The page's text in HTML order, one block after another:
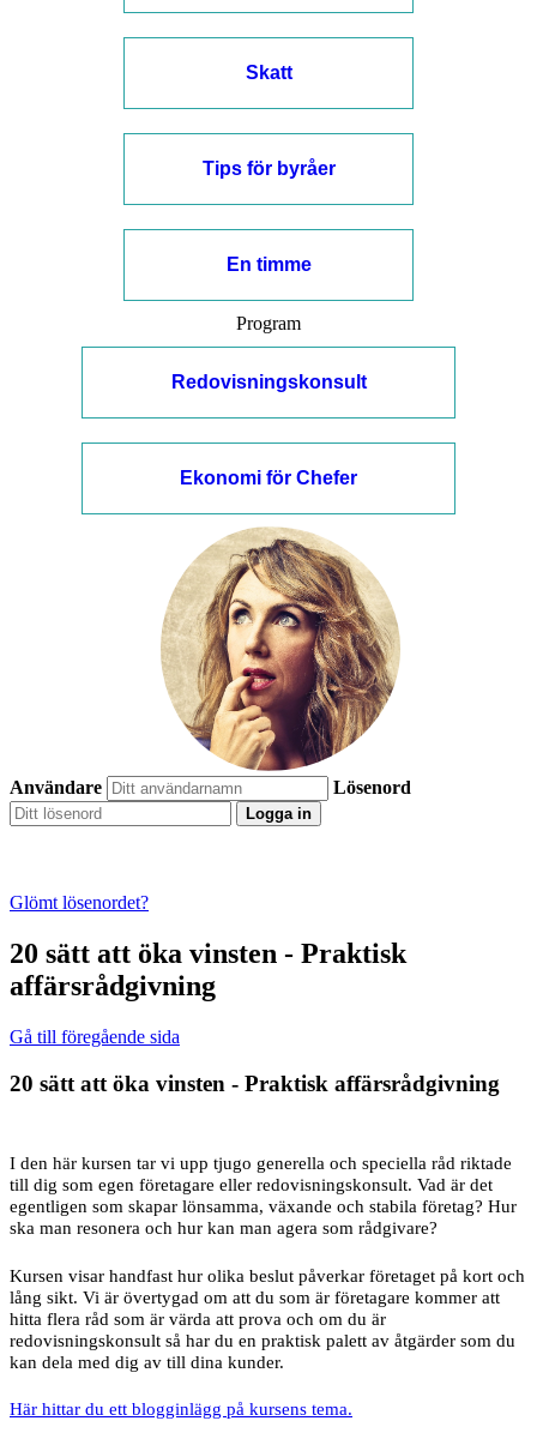
Skatt
Tips för byråer
En timme
Program
Redovisningskonsult
Ekonomi för Chefer
Användare Lösenord
Logga in
Glömt lösenordet?
20 sätt att öka vinsten - Praktisk
affärsrådgivning
Gå till föregående sida
20 sätt att öka vinsten - Praktisk affärsrådgivning
I den här kursen tar vi upp tjugo generella och speciella råd riktade
till dig som egen företagare eller redovisningskonsult. Vad är det
egentligen som skapar lönsamma, växande och stabila företag? Hur
ska man resonera och hur kan man agera som rådgivare?
Kursen visar handfast hur olika beslut påverkar företaget på kort och
lång sikt. Vi är övertygad om att du som är företagare kommer att
hitta flera råd som är värda att prova och om du är
redovisningskonsult så har du en praktisk palett av åtgärder som du
kan dela med dig av till dina kunder.
Här hittar du ett blogginlägg på kursens tema.